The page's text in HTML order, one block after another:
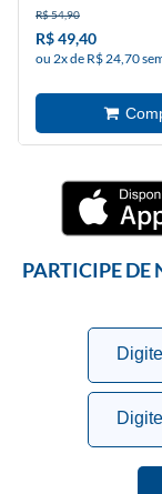
R$ 54,90
R$ 49,40
ou 2x de R$ 24,70
PARTICIPE DE